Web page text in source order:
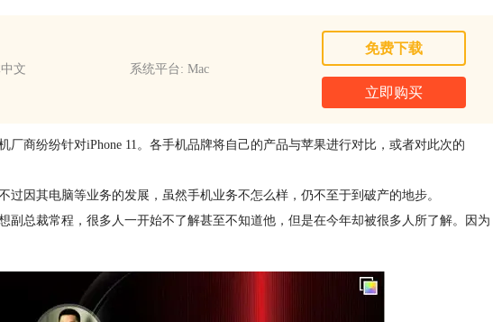
文
系统平台: Mac
免费下载
立即购买
厂商纷纷针对iPhone 11。各手机品牌将自己的产品与苹果进行对比，或者对此次的
因其电脑等业务的发展，虽然手机业务不怎么样，仍不至于到破产的地步。
副总裁常程，很多人一开始不了解甚至不知道他，但是在今年却被很多人所了解。因为